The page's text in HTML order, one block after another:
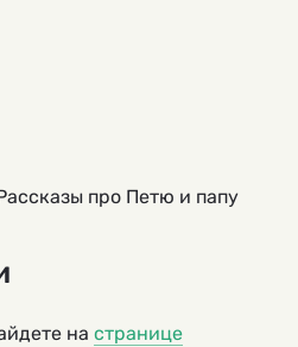
про Петю и папу
на странице